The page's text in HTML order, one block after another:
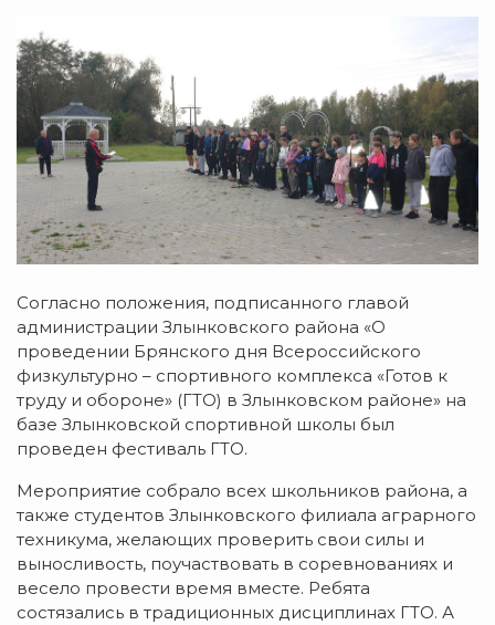
Согласно положения, подписанного главой
администрации Злынковского района «О
проведении Брянского дня Всероссийского
физкультурно – спортивного комплекса «Готов к
труду и обороне» (ГТО) в Злынковском районе» на
базе Злынковской спортивной школы был
проведен фестиваль ГТО.
Мероприятие собрало всех школьников района, а
также студентов Злынковского филиала аграрного
техникума, желающих проверить свои силы и
выносливость, поучаствовать в соревнованиях и
весело провести время вместе. Ребята
состязались в традиционных дисциплинах ГТО. А